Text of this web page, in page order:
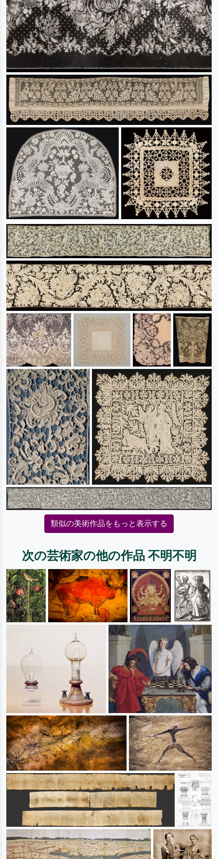
類似の美術作品をもっと表示する
次の芸術家の他の作品 不明不明